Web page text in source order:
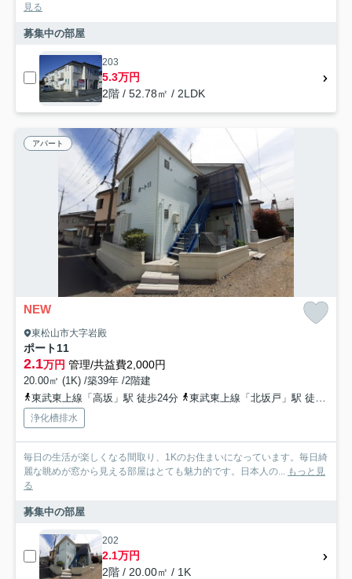
見る
募集中の部屋
203
5.3万円
2階 / 52.78㎡ / 2LDK
アパート
NEW
東松山市大字岩殿
ポート11
2.1万円 管理/共益費2,000円
20.00㎡ (1K) /築39年 /2階建
東武東上線「高坂」駅 徒歩24分
東武東上線「北坂戸」駅 徒歩57分
浄化槽排水
毎日の生活が楽しくなる間取り、1Kのお住まいになっています。毎日綺
麗な眺めが窓から見える部屋はとても魅力的です。日本人の...
もっと見
る
募集中の部屋
202
2.1万円
2階 / 20.00㎡ / 1K